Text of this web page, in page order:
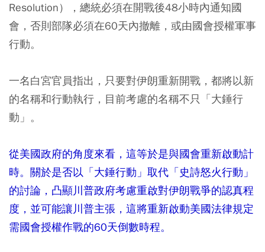
Resolution），總統必須在開戰後48小時內通知國
會，否則部隊必須在60天內撤離，或由國會授權軍事
行動。
一名白宮官員指出，只要對伊朗重新開戰，都將以新
的名稱和行動執行，目前考慮的名稱不只「大錘行
動」。
從美國政府的角度來看，這等於是與國會重新啟動計
時。關於是否以「大錘行動」取代「史詩怒火行動」
的討論，凸顯川普政府考慮重啟對伊朗戰爭的認真程
度，並可能讓川普主張，這將重新啟動美國法律規定
需國會授權作戰的60天倒數時程。